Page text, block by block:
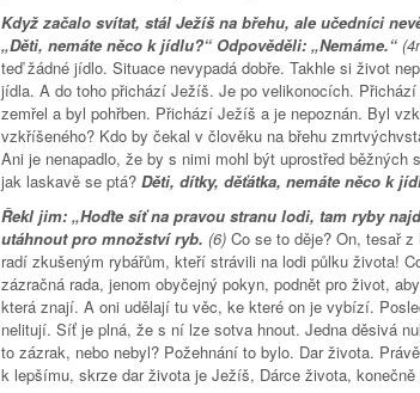
Když začalo svítat, stál Ježíš na břehu, ale učedníci
„Děti, nemáte něco k jídlu?“ Odpověděli: „Nemáme.“
teď žádné jídlo. Situace nevypadá dobře. Takhle si život
jídla. A do toho přichází Ježíš. Je po velikonocích.
zemřel a byl pohřben. Přichází Ježíš a je nepoznán. Byl
vzkříšeného? Kdo by čekal v člověku na břehu
Ani je nenapadlo, že by s nimi mohl být uprostřed
jak laskavě se ptá? Děti, dítky, děťátka, nemáte něco k
Řekl jim: „Hoďte síť na pravou stranu lodi, tam ryby
utáhnout pro množství ryb. (6) Co se to děje? On, tesař
radí zkušeným rybářům, kteří strávili na lodi půlku života!
zázračná rada, jenom obyčejný pokyn, podnět pro život,
která znají. A oni udělají tu věc, ke které on je vybízí.
nelitují. Síť je plná, že s ní lze sotva hnout. Jedna děsivá
to zázrak, nebo nebyl? Požehnání to bylo. Dar života.
k lepšímu, skrze dar života je Ježíš, Dárce života, konečně